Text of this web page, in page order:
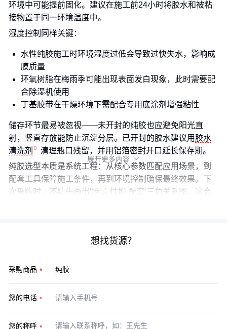
环境中可能提前固化。建议在施工前24小时将胶水和被粘
接物置于同一环境温度中。
湿度控制同样关键：
水性纯胶施工时环境湿度过低会导致过快失水，影响成
膜质量
环氧树脂在梅雨季可能出现表面发白现象，此时需要配
合除湿机使用
丁基胶带在干燥环境下需配合专用底涂剂增强粘性
储存环节最易被忽视——未开封的纯胶也应避免阳光直
射，竖直存放能防止沉淀分层。已开封的胶水建议用 胶水
清洗剂
清理瓶口残留，并用铝箔密封开口延长保存期。
纯胶选型本质是系统工程：从核心参数匹配应用场景，到
配套工具保障施工条件，再到环境控制确保最终效果。下
次采购时，不妨先画出'场景-性能-配套'三角关系图，这会
展开更多内容 
想找货源？
采购商品
您的电话
您的称呼